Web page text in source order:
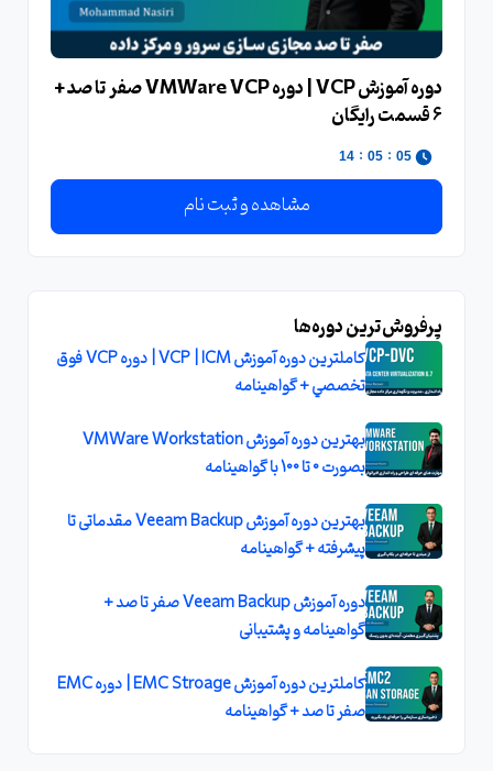
دوره آموزش VCP | دوره VMWare VCP صفر تا صد +
6 قسمت رایگان
05
:
05
:
13
مشاهده و ثبت نام
پرفروش‌ترین دوره‌ها
کاملترين دوره آموزش VCP | ICM | دوره VCP فوق
تخصصي + گواهينامه
بهترین دوره آموزش VMWare Workstation
بصورت 0 تا 100 با گواهینامه
بهترین دوره آموزش Veeam Backup مقدماتی تا
پیشرفته + گواهینامه
دوره آموزش Veeam Backup صفر تا صد +
گواهینامه و پشتیبانی
کاملترین دوره آموزش EMC Stroage | دوره EMC
صفر تا صد + گواهینامه